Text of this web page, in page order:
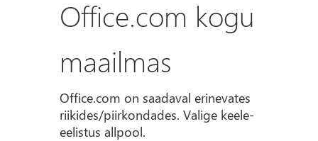
Office.com kogu
maailmas
Office.com on saadaval erinevates
riikides/piirkondades. Valige keele-
eelistus allpool.